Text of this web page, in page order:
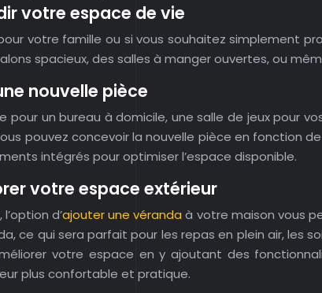
votre espace de vie
votre famille ou si vous souhaitez simplement
spacieux, des salles à manger ouvertes, ou
nouvelle pièce
pour un bureau à domicile, une salle de jeux pour
pouvez concevoir la nouvelle pièce en fonction
intégrés pour optimiser l’espace disponible.
votre espace extérieur
d’ajouter une véranda à votre maison vous
ce qui sera parfait pour les repas en plein air,
votre espace en y ajoutant des
plus confortable et pratique.